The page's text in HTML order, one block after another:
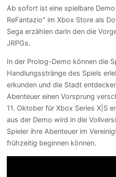
Ab sofort ist eine spielbare
ReFantazio" im Xbox Store als
Sega erzählen darin den die
JRPGs.
In der Prolog-Demo können die
Handlungsstränge des Spiels
erkunden und die Stadt
Abenteuer einen Vorsprung
11. Oktober für Xbox Series X|S
aus der Demo wird in die
Spieler ihre Abenteuer im
frühzeitig beginnen können.